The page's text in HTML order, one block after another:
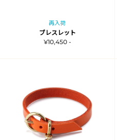
再入荷
ブレスレット
¥10,450 -